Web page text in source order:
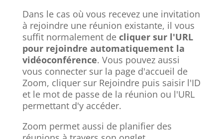
Dans le cas où vous recevez une invitation
à rejoindre une réunion existante, il vous
suffit normalement de cliquer sur l'URL
pour rejoindre automatiquement la
vidéoconférence. Vous pouvez aussi
vous connecter sur la page d'accueil de
Zoom, cliquer sur Rejoindre puis saisir l'ID
et le mot de passe de la réunion ou l'URL
permettant d'y accéder.
Zoom permet aussi de planifier des